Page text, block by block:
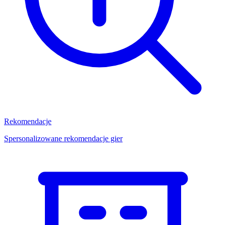
Rekomendacje
Spersonalizowane rekomendacje gier